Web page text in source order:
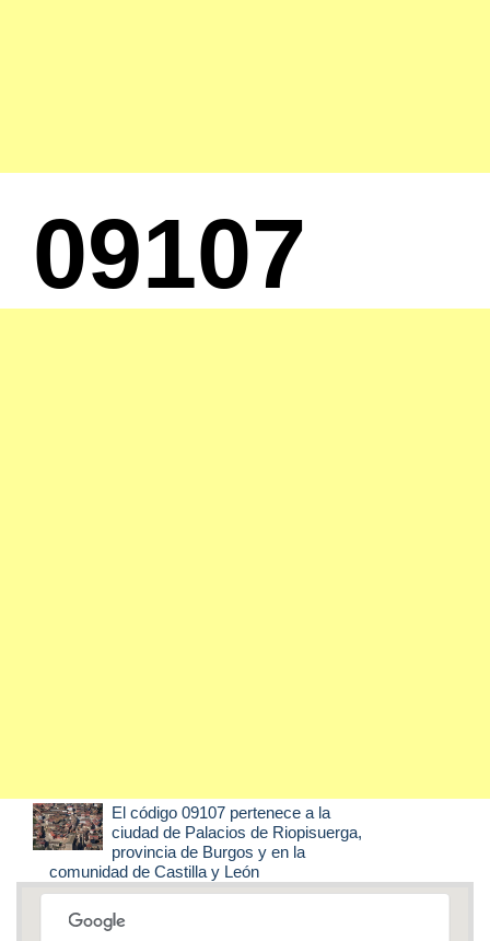
09107
El código 09107 pertenece a la
ciudad de Palacios de Riopisuerga,
provincia de Burgos y en la
comunidad de Castilla y León